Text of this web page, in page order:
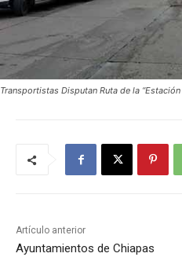
Transportistas Disputan Ruta de la
Artículo anterior
Ayuntamientos de Chiapas